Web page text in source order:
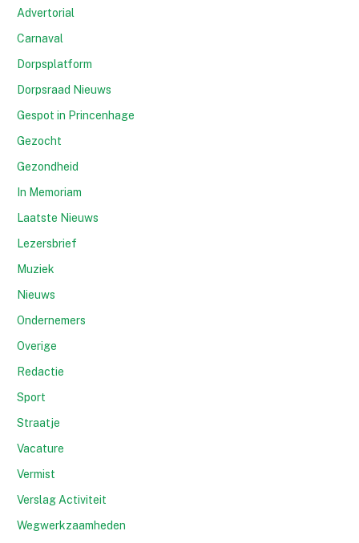
Advertorial
Carnaval
Dorpsplatform
Dorpsraad Nieuws
Gespot in Princenhage
Gezocht
Gezondheid
In Memoriam
Laatste Nieuws
Lezersbrief
Muziek
Nieuws
Ondernemers
Overige
Redactie
Sport
Straatje
Vacature
Vermist
Verslag Activiteit
Wegwerkzaamheden